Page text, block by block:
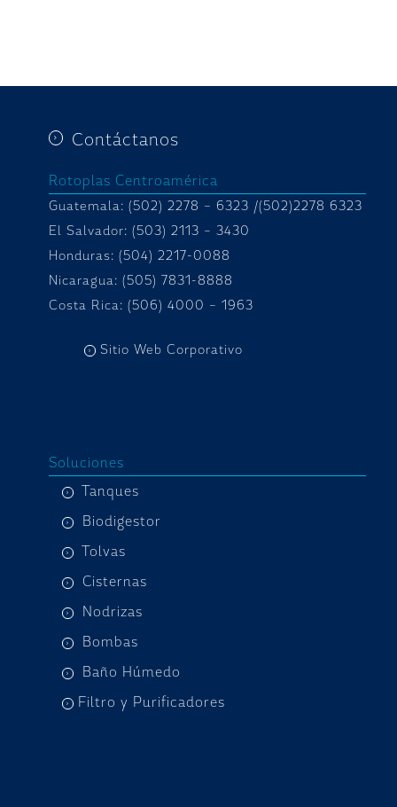
Contáctanos
Rotoplas Centroamérica
Guatemala: (502) 2278 – 6323 /(502)2278 6323
El Salvador: (503) 2113 – 3430
Honduras: (504) 2217-0088
Nicaragua: (505) 7831-8888
Costa Rica: (506) 4000 – 1963
Sitio Web Corporativo
Soluciones
Tanques
Biodigestor
Tolvas
Cisternas
Nodrizas
Bombas
Baño Húmedo
Filtro y Purificadores